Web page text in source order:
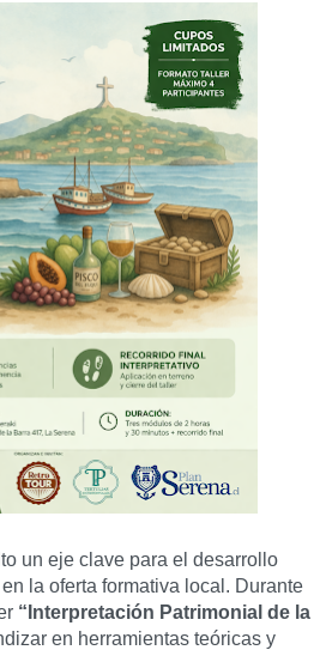
un eje clave para el desarrollo
la oferta formativa local. Durante
“Interpretación Patrimonial de la
en herramientas teóricas y